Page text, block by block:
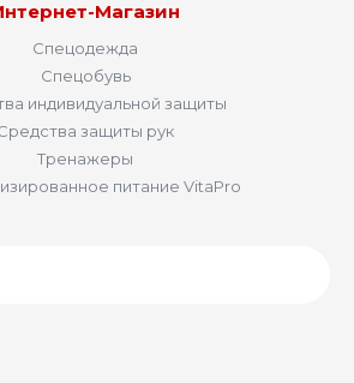
Магазин
Спецодежда
Спецобувь
индивидуальной защиты
защиты рук
Тренажеры
питание VitaPro